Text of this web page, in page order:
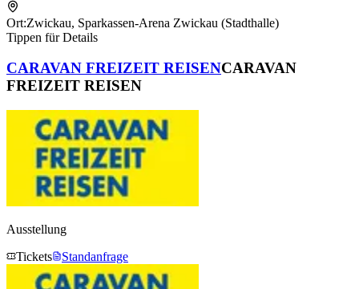
Ort:Zwickau, Sparkassen-Arena Zwickau (Stadthalle)
Tippen für Details
CARAVAN FREIZEIT REISENCARAVAN
FREIZEIT REISEN
Ausstellung
Tickets
Standanfrage